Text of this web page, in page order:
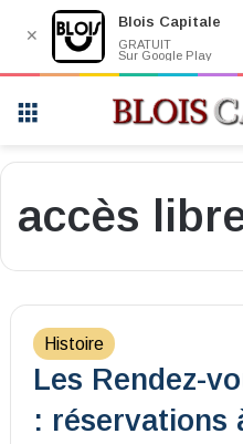
accès
Histoire
Les Rendez-
: réservations
✕
Blois Capitale
GRATUIT
Sur Google Play